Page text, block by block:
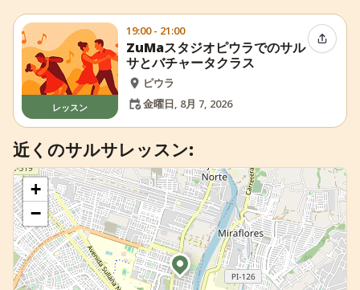
レッスン
19:00 - 21:00
ZuMaスタジオピウラでのサル
サとバチャータクラス
ピウラ
金曜日, 8月 7, 2026
イベン
近くのサルサレッスン:
+
−